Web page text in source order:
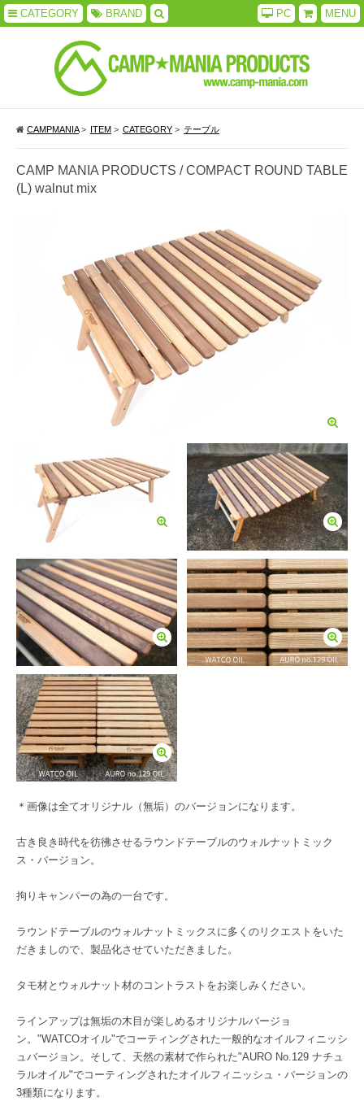
CATEGORY BRAND MENU
PC
CAMPMANIA> ITEM > CATEGORY > テーブル
CAMP MANIA PRODUCTS / COMPACT ROUND TABLE
(L) walnut mix
＊画像は全てオリジナル（無垢）のバージョンになります。
古き良き時代を彷彿させるラウンドテーブルのウォルナットミック
ス・バージョン。
拘りキャンパーの為の一台です。
ラウンドテーブルのウォルナットミックスに多くのリクエストをいた
だきましので、製品化させていただきました。
タモ材とウォルナット材のコントラストをお楽しみください。
ラインアップは無垢の木目が楽しめるオリジナルバージョ
ン。"WATCOオイル"でコーティングされた一般的なオイルフィニッシ
ュバージョン。そして、天然の素材で作られた"AURO No.129 ナチュ
ラルオイル"でコーティングされたオイルフィニッシュ・バージョンの
3種類になります。